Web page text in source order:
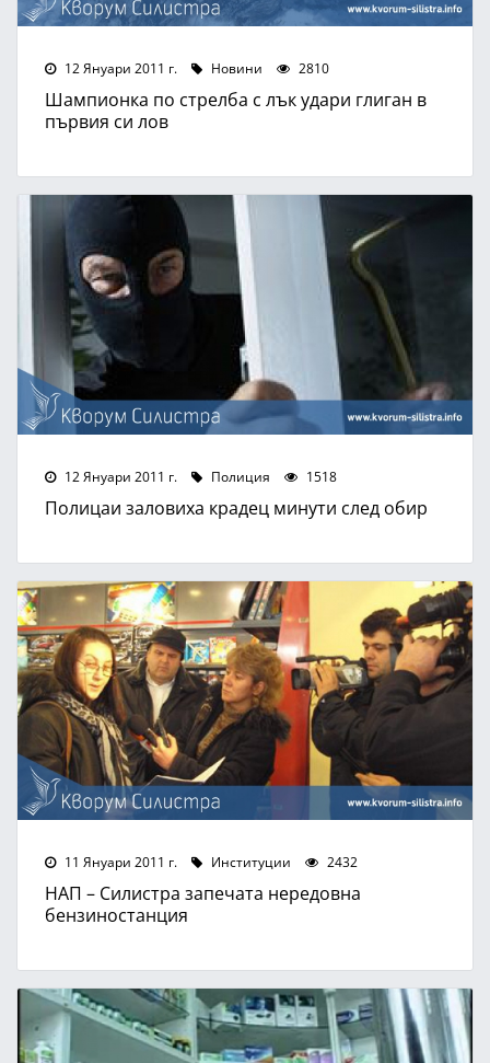
12 Януари 2011 г. Новини 2810
Шампионка по стрелба с лък удари глиган в
първия си лов
12 Януари 2011 г. Полиция 1518
Полицаи заловиха крадец минути след обир
11 Януари 2011 г. Институции 2432
НАП – Силистра запечата нередовна
бензиностанция